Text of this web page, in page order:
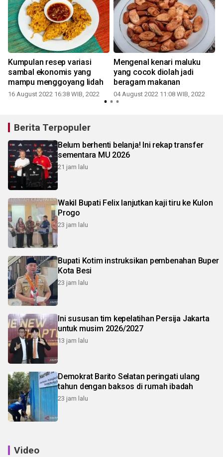
Kumpulan resep variasi
sambal ekonomis yang
mampu menggoyang lidah
16 August 2022 16:38 WIB, 2022
Mengenal kenari maluku
yang cocok diolah jadi
beragam makanan
04 August 2022 11:08 WIB, 2022
Berita Terpopuler
Belum berhenti belanja! Ini rekap transfer
sementara MU 2026
21 jam lalu
Wakil Bupati Felix lanjutkan kaji tiru ke Kulon
Progo
23 jam lalu
Bupati Kotim instruksikan pembenahan Buper
Kota Besi
23 jam lalu
Ini sususan tim kepelatihan Persija Jakarta
untuk musim 2026/2027
13 jam lalu
Demokrat Barito Selatan peringati ulang
tahun dengan baksos di rumah ibadah
23 jam lalu
Video